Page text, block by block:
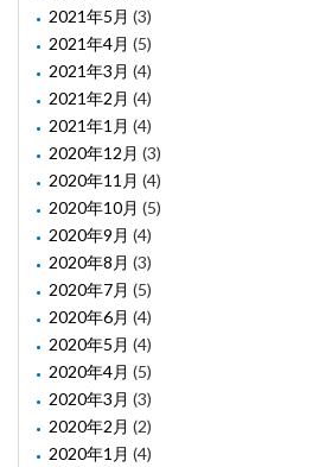
2021年5月 (3)
2021年4月 (5)
2021年3月 (4)
2021年2月 (4)
2021年1月 (4)
2020年12月 (3)
2020年11月 (4)
2020年10月 (5)
2020年9月 (4)
2020年8月 (3)
2020年7月 (5)
2020年6月 (4)
2020年5月 (4)
2020年4月 (5)
2020年3月 (3)
2020年2月 (2)
2020年1月 (4)